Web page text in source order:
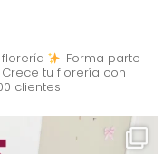
Forma parte
Crece tu florería con
clientes